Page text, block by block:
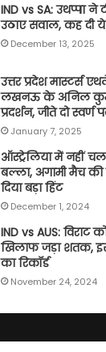
IND vs SA: उथप्पा ने
उठाए सवाल, कह दी ये
December 13, 2025
उत्तर प्रदेश मास्टर्स
लखनऊ के अनिल
प्रदर्शन, जीते दो स्वर्ण
January 7, 2025
ऑस्ट्रेलिया में नहीं
बल्ला, अगामी मैच
दिया बड़ा हिंट
December 1, 2024
IND vs AUS: विराट
खिलाफ जड़ा शतक,
का रिकॉर्ड
November 24, 2024